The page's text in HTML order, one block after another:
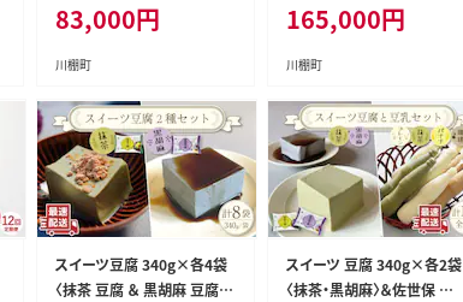
品工業】[OAB017] / 豆腐 大
豆 豆乳 厚揚げ ダイエット食
品 とうふ とうにゅう 健康 飲
83,000円
川棚町
食品工業】[OAB018] / 豆腐
大豆 豆乳 厚揚げ ダイエット
食品 とうふ とうにゅう 健康
165,000円
川棚町
スイーツ豆腐 340g×各4袋
〈抹茶 豆腐 ＆ 黒胡麻 豆腐〉
スイーツ 豆腐 340g×各2袋
〈抹茶・黒胡麻〉＆佐世保 豆